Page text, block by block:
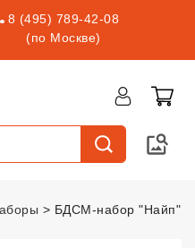
8 (495) 789-42-08
(по Москве)
БДСМ-набор "Найп"